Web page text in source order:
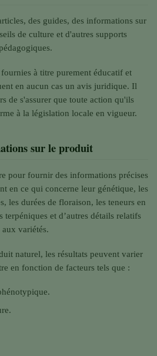
des guides, des informations sur
de culture et d'autres supports
pédagogiques.
à titre purement éducatif et
en aucun cas un avis juridique. Il
de s'assurer que toute action qu'ils
à la législation locale en vigueur.
sur le produit
pour fournir des informations précises
en ce qui concerne leur génétique, les
les durées de floraison, les teneurs en
et d’autres détails relatifs
aux variétés.
naturel, les résultats peuvent varier
en fonction de facteurs tels que :